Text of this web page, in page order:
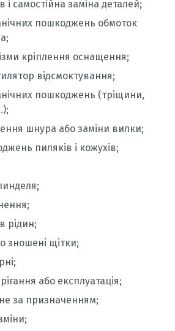
і самостійна заміна деталей;
пошкоджень обмоток
кріплення оснащення;
відсмоктування;
пошкоджень (тріщини,
шнура або заміни вилки;
пиляків і кожухів;
рідин;
зношені щітки;
або експлуатація;
за призначенням;